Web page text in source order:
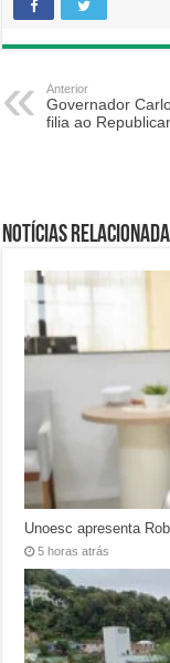
Anterior
Governador
filia ao
Notícias
Unoesc apresenta
5 horas atrás